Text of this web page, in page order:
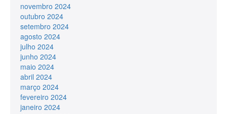
novembro 2024
outubro 2024
setembro 2024
agosto 2024
julho 2024
junho 2024
maio 2024
abril 2024
março 2024
fevereiro 2024
janeiro 2024